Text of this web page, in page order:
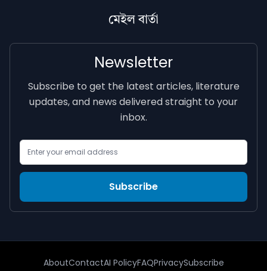
মেইল বাৰ্তা
Newsletter
Subscribe to get the latest articles, literature
updates, and news delivered straight to your
inbox.
Subscribe
AboutContactAI PolicyFAQPrivacySubscribe